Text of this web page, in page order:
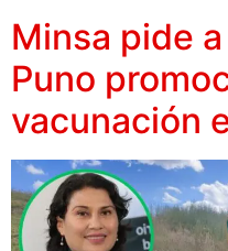
Minsa pide
Puno
vacunación